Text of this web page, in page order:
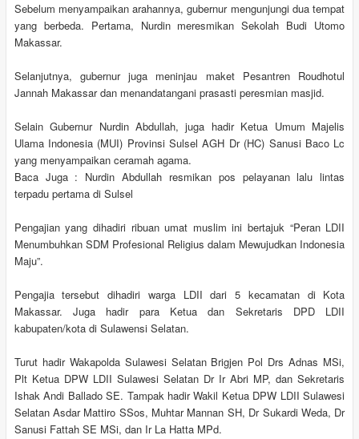
Sebelum menyampaikan arahannya, gubernur mengunjungi dua tempat
yang berbeda. Pertama, Nurdin meresmikan Sekolah Budi Utomo
Makassar.
Selanjutnya, gubernur juga meninjau maket Pesantren Roudhotul
Jannah Makassar dan menandatangani prasasti peresmian masjid.
Selain Gubernur Nurdin Abdullah, juga hadir Ketua Umum Majelis
Ulama Indonesia (MUI) Provinsi Sulsel AGH Dr (HC) Sanusi Baco Lc
yang menyampaikan ceramah agama.
Baca Juga : Nurdin Abdullah resmikan pos pelayanan lalu lintas
terpadu pertama di Sulsel
Pengajian yang dihadiri ribuan umat muslim ini bertajuk “Peran LDII
Menumbuhkan SDM Profesional Religius dalam Mewujudkan Indonesia
Maju”.
Pengajia tersebut dihadiri warga LDII dari 5 kecamatan di Kota
Makassar. Juga hadir para Ketua dan Sekretaris DPD LDII
kabupaten/kota di Sulawensi Selatan.
Turut hadir Wakapolda Sulawesi Selatan Brigjen Pol Drs Adnas MSi,
Plt Ketua DPW LDII Sulawesi Selatan Dr Ir Abri MP, dan Sekretaris
Ishak Andi Ballado SE. Tampak hadir Wakil Ketua DPW LDII Sulawesi
Selatan Asdar Mattiro SSos, Muhtar Mannan SH, Dr Sukardi Weda, Dr
Sanusi Fattah SE MSi, dan Ir La Hatta MPd.